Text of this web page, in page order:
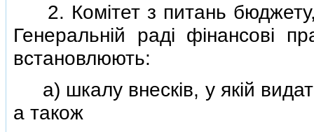
2. Комiтет з питань бюджету,
Генеральнiй радi фiнансовi
встановлюють:
a) шкалу внескiв, у якiй
а також